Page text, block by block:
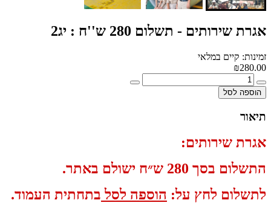
אגרת שירותים - תשלום 280 ש''ח : יג2
זמינות: קיים במלאי
₪280.00
הוספה לסל
תיאור
אגרת שירותים:
התשלום בסך 280 ש״ח ישולם באתר.
לתשלום לחץ על: הוספה לסל בתחתית העמוד.